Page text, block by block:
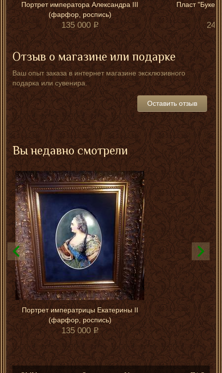
Портрет императора Александра III
(фарфор, роспись)
135 000
Пласт "Букет
245
Отзыв о магазине или подарке
Ваш опыт заказа в интернет магазине эксклюзивного
подарка или сувенира.
Оставить отзыв
Вы недавно смотрели
Портрет императрицы Екатерины II
(фарфор, роспись)
135 000